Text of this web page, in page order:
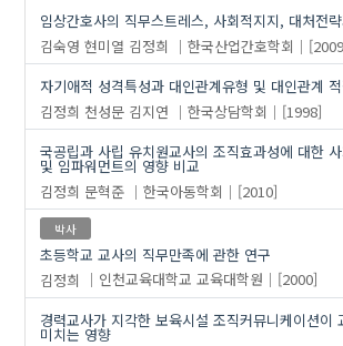
임상간호사의 직무스트레스, 사회적지지, 대처전
김숙영 현미열 김정희 한국산업간호학회
자기애적 성격특성과 대인관계유형 및 대인관계
김정희 천성문 김지연 한국상담학회
[1998]
국공립과 사립 유치원교사의 조직효과성에 대한
및 임파워먼트의 영향 비교
김정희 문혁준 한국아동학회 [2010]
박사
초등학교 교사의 직무만족에 관한 연구
김정희
인천교육대학교 교육대학원
[2000]
경력교사가 지각한 보육시설 조직커뮤니케이션이
미치는 영향